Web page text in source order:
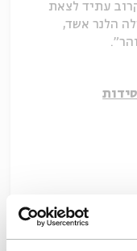
עתיד לצאת
הלנר אשד,